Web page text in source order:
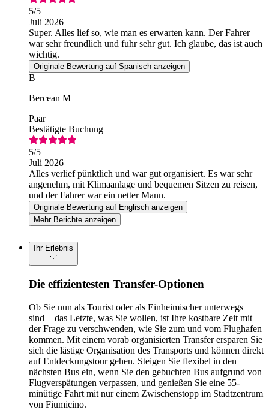
5/5
Juli 2026
Super. Alles lief so, wie man es erwarten kann. Der Fahrer
war sehr freundlich und fuhr sehr gut. Ich glaube, das ist auch
wichtig.
Originale Bewertung auf Spanisch anzeigen
B
Bercean M
Paar
Bestätigte Buchung
5/5
Juli 2026
Alles verlief pünktlich und war gut organisiert. Es war sehr
angenehm, mit Klimaanlage und bequemen Sitzen zu reisen,
und der Fahrer war ein netter Mann.
Originale Bewertung auf Englisch anzeigen
Mehr Berichte anzeigen
Ihr Erlebnis
Die effizientesten Transfer-Optionen
Ob Sie nun als Tourist oder als Einheimischer unterwegs
sind − das Letzte, was Sie wollen, ist Ihre kostbare Zeit mit
der Frage zu verschwenden, wie Sie zum und vom Flughafen
kommen. Mit einem vorab organisierten Transfer ersparen Sie
sich die lästige Organisation des Transports und können direkt
auf Entdeckungstour gehen. Steigen Sie flexibel in den
nächsten Bus ein, wenn Sie den gebuchten Bus aufgrund von
Flugverspätungen verpassen, und genießen Sie eine 55-
minütige Fahrt mit nur einem Zwischenstopp im Stadtzentrum
von Fiumicino.